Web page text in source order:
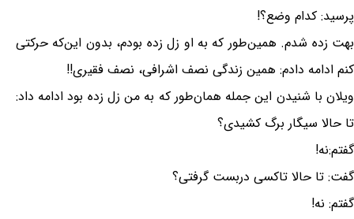
پرسید: کدام وضع؟!
بهت زده شدم. همین‌طور که به او زل زده بودم، بدون این‌که حرکتی
کنم ادامه دادم: همین زندگی نصف اشرافی، نصف فقیری!!
ویلان با شنیدن این جمله همان‌طور که به من زل زده بود ادامه داد:
تا حالا سیگار برگ کشیدی؟
گفتم:نه!
گفت: تا حالا تاکسی دربست گرفتی؟
گفتم: نه!